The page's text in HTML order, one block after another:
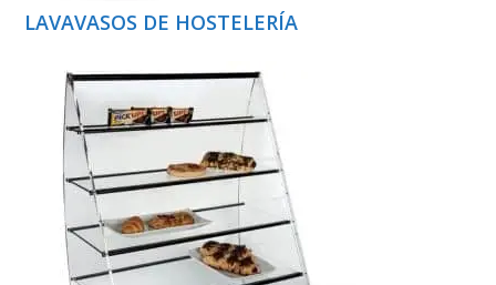
LAVAVASOS DE HOSTELERÍA